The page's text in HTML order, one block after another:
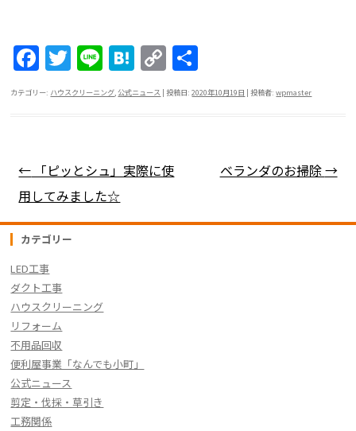
F
a
c
b
o
o
k
T
w
itt
Li
n
e
H
at
e
a
C
o
Li
n
有
カテゴリー: ハウスクリーニング,公式ニュース | 投稿日:2020年10月19日 |投稿者:wpmaster
投稿ナビゲーション
← 「ピッとシュ」実際に使
用してみました☆
ベランダのお掃除→
カテゴリー
LED工事
ダクト工事
ハウスクリーニング
リフォーム
不用品回収
便利屋事業「なんでも小町」
公式ニュース
剪定・伐採・草引き
工務関係